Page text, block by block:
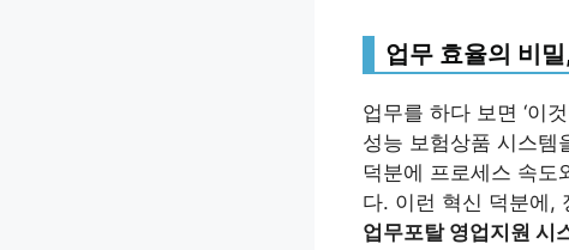
업무 효율의 비
업무를 하다 보면 ‘이
성능 보험상품 시스템
덕분에 프로세스 속도
다. 이런 혁신 덕분에,
업무포탈 영업지원 시